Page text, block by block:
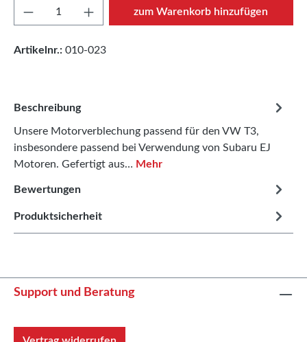
Produkt Anzahl: Gib den gewünschten
zum Warenkorb hinzufügen
Artikelnr.: 010-023
Beschreibung
Unsere Motorverblechung passend für den VW T3,
insbesondere passend bei Verwendung von Subaru EJ
Motoren. Gefertigt aus… Mehr
Bewertungen
Produktsicherheit
Support und Beratung